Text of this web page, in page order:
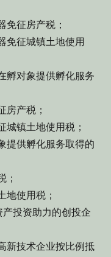
征房产税；
征城镇土地使用
对象提供孵化服务
产税；
镇土地使用税；
供孵化服务取得的
使用税；
投资助力的创投企
技术企业按比例抵